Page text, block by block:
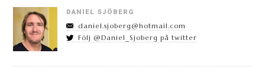
DANIEL SJÖBERG
daniel.sjoberg@hotmail.com
Följ @Daniel_Sjoberg på twitter